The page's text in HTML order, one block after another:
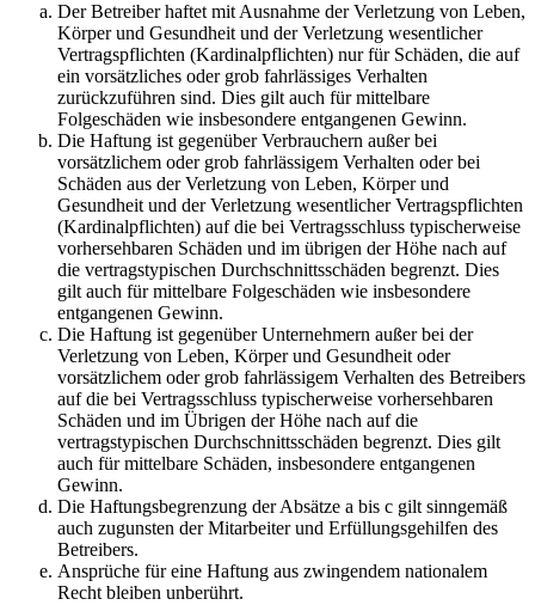
Der Betreiber haftet mit Ausnahme der Verletzung von Leben,
Körper und Gesundheit und der Verletzung wesentlicher
Vertragspflichten (Kardinalpflichten) nur für Schäden, die auf
ein vorsätzliches oder grob fahrlässiges Verhalten
zurückzuführen sind. Dies gilt auch für mittelbare
Folgeschäden wie insbesondere entgangenen Gewinn.
Die Haftung ist gegenüber Verbrauchern außer bei
vorsätzlichem oder grob fahrlässigem Verhalten oder bei
Schäden aus der Verletzung von Leben, Körper und
Gesundheit und der Verletzung wesentlicher Vertragspflichten
(Kardinalpflichten) auf die bei Vertragsschluss typischerweise
vorhersehbaren Schäden und im übrigen der Höhe nach auf
die vertragstypischen Durchschnittsschäden begrenzt. Dies
gilt auch für mittelbare Folgeschäden wie insbesondere
entgangenen Gewinn.
Die Haftung ist gegenüber Unternehmern außer bei der
Verletzung von Leben, Körper und Gesundheit oder
vorsätzlichem oder grob fahrlässigem Verhalten des Betreibers
auf die bei Vertragsschluss typischerweise vorhersehbaren
Schäden und im Übrigen der Höhe nach auf die
vertragstypischen Durchschnittsschäden begrenzt. Dies gilt
auch für mittelbare Schäden, insbesondere entgangenen
Gewinn.
Die Haftungsbegrenzung der Absätze a bis c gilt sinngemäß
auch zugunsten der Mitarbeiter und Erfüllungsgehilfen des
Betreibers.
Ansprüche für eine Haftung aus zwingendem nationalem
Recht bleiben unberührt.